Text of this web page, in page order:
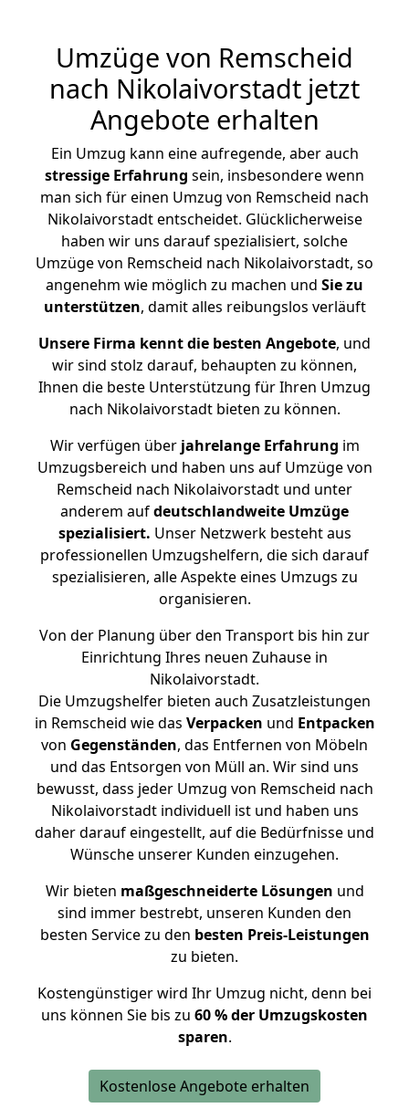
Umzüge von Remscheid
nach Nikolaivorstadt jetzt
Angebote erhalten
Ein Umzug kann eine aufregende, aber auch
stressige Erfahrung sein, insbesondere wenn
man sich für einen Umzug von Remscheid nach
Nikolaivorstadt entscheidet. Glücklicherweise
haben wir uns darauf spezialisiert, solche
Umzüge von Remscheid nach Nikolaivorstadt, so
angenehm wie möglich zu machen und Sie zu
unterstützen, damit alles reibungslos verläuft
Unsere Firma kennt die besten Angebote, und
wir sind stolz darauf, behaupten zu können,
Ihnen die beste Unterstützung für Ihren Umzug
nach Nikolaivorstadt bieten zu können.
Wir verfügen überjahrelange Erfahrung im
Umzugsbereich und haben uns auf Umzüge von
Remscheid nach Nikolaivorstadt und unter
anderem aufdeutschlandweite Umzüge
spezialisiert. Unser Netzwerk besteht aus
professionellen Umzugshelfern, die sich darauf
spezialisieren, alle Aspekte eines Umzugs zu
organisieren.
Von der Planung über den Transport bis hin zur
Einrichtung Ihres neuen Zuhause in
Nikolaivorstadt.
Die Umzugshelfer bieten auch Zusatzleistungen
in Remscheid wie das Verpacken und Entpacken
von Gegenständen, das Entfernen von Möbeln
und das Entsorgen von Müll an. Wir sind uns
bewusst, dass jeder Umzug von Remscheid nach
Nikolaivorstadt individuell ist und haben uns
daher darauf eingestellt, auf die Bedürfnisse und
Wünsche unserer Kunden einzugehen.
Wir bieten maßgeschneiderte Lösungen und
sind immer bestrebt, unseren Kunden den
besten Service zu den besten Preis-Leistungen
zu bieten.
Kostengünstiger wird Ihr Umzug nicht, denn bei
uns können Sie bis zu 60 % der Umzugskosten
sparen.
Kostenlose Angebote erhalten